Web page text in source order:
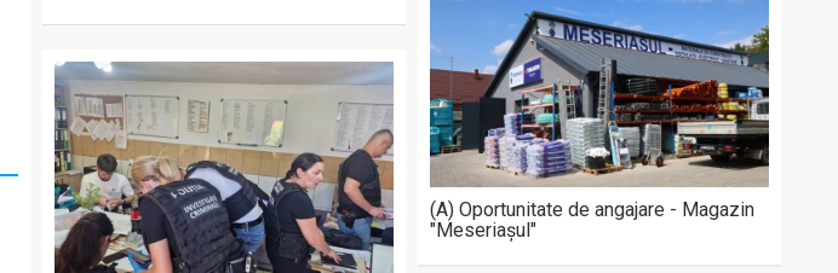
(A) Oportunitate de angajare - Magazin
"Meseriașul"